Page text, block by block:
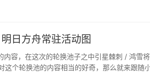
日方舟常驻活动图
容，在这次的轮换池子之中引星棘刺 / 鸿雪
个轮换池的内容相当的好奇，那么就来跟随